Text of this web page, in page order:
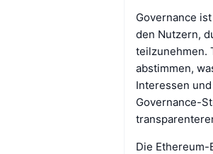
Governance
den Nutzern,
teilzunehmen.
abstimmen,
Interessen
Governance-
Die